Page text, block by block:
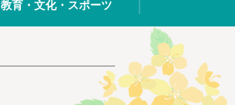
教育・文化・スポーツ